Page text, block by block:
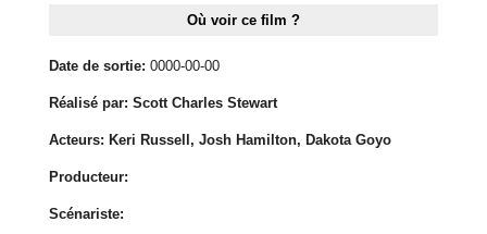
Où voir ce film ?
Date de sortie: 0000-00-00
Réalisé par: Scott Charles Stewart
Acteurs: Keri Russell, Josh Hamilton, Dakota Goyo
Producteur:
Scénariste: